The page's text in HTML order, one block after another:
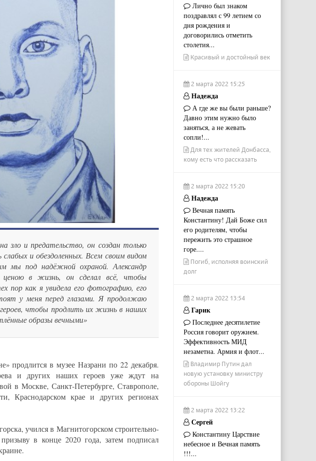
зло и предательство, он создан только
и обездоленных. Всем своим видом
мы под надёжной охраной. Александр
ценою в жизнь, он сделал всё, чтобы
пор как я увидела его фотографию, его
у меня перед глазами. Я продолжаю
чтобы продлить их жизнь в наших
образы вечными»
продлится в музее Назрани по 22 декабря.
и других наших героев уже ждут на
в Москве, Санкт-Петербурге, Ставрополе,
Краснодарском крае и других регионах
учился в Магнитогорском строительно-
в конце 2020 года, затем подписал
Лично был знаком
поздравлял с 99 летием со
дня рождения и
договорились отметить
столетия...
Красивый и достойный век
2 марта 2022 15:25
Надежда
А где же вы были раньше?
Давно этим нужно было
заняться, а не жевать
сопли!...
Для тех жителей Донбасса,
кому есть что рассказать
2 марта 2022 15:20
Надежда
Вечная память
Константину! Дай Боже сил
его родителям, чтобы
пережить это страшное
горе....
Погиб, исполняя воинский
долг
2 марта 2022 13:54
Гарик
Последнее десятилетие
Россия говорит оружием.
Эффективность МИД
незаметна. Армия и флот...
Владимир Путин дал
новую установку министру
обороны Шойгу
2 марта 2022 13:22
Сергей
Константину Царствие
небесное и Вечная память
!!!...